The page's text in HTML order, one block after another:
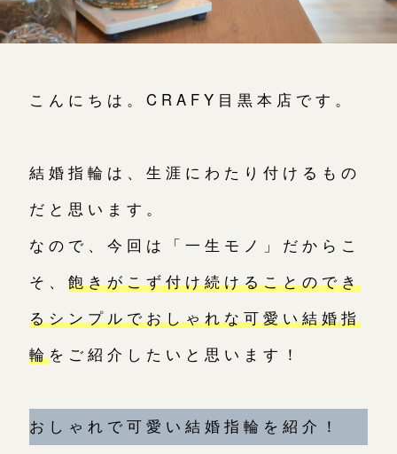
ブログ
プライバシーポリシー
こんにちは。CRAFY目黒本店です。
結婚指輪は、生涯にわたり付けるもの
だと思います。
なので、今回は「一生モノ」だからこ
そ、 飽きがこず付け続けることのでき
るシンプルでおしゃれな可愛い結婚指
輪をご紹介したいと思います！
おしゃれで可愛い結婚指輪を紹介！
年末年始は除く
目黒本店 来店ご予約